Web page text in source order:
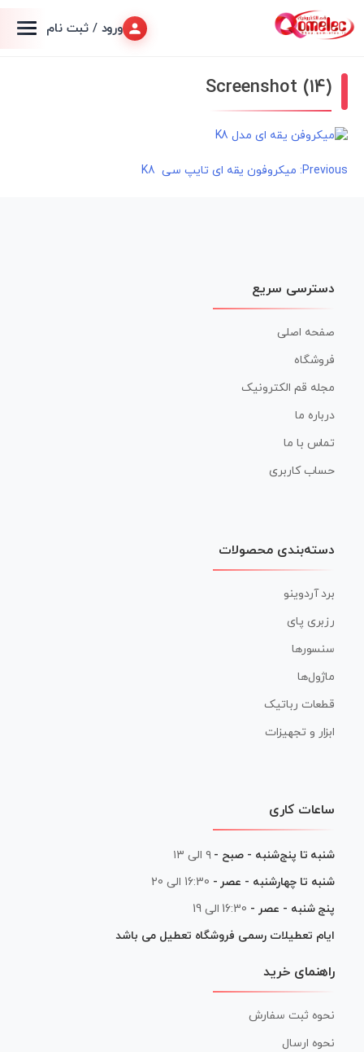
ورود / ثبت نام
Screenshot (14)
راهبری
Previous: میکروفون یقه ای تایپ سی K8
دسترسی سریع
صفحه اصلی
فروشگاه
مجله قم الکترونیک
درباره ما
تماس با ما
حساب کاربری
دسته‌بندی محصولات
برد آردوینو
رزبری پای
سنسورها
ماژول‌ها
قطعات رباتیک
ابزار و تجهیزات
ساعات کاری
شنبه تا پنج‌شنبه - صبح - ۹ الی ۱۳
شنبه تا چهارشنبه - عصر - 16:30 الی 20
پنج شنبه - عصر - 16:30 الی 19
ایام تعطیلات رسمی فروشگاه تعطیل می باشد
راهنمای خرید
نحوه ثبت سفارش
نحوه ارسال